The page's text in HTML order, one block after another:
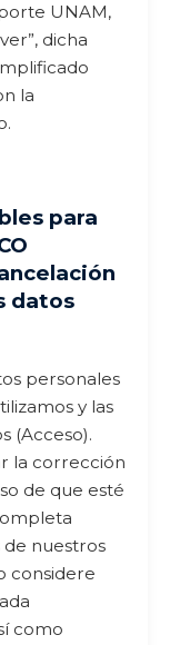
UNAM,
dicha
la
para
datos
personales
y las
(Acceso).
la corrección
de que esté
de nuestros
considere
como